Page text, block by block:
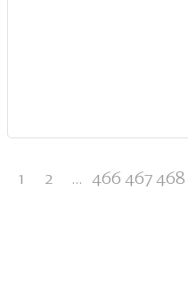
1 2 ... 466 467 468